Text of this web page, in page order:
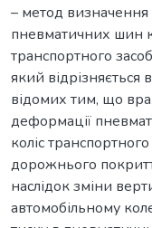
– метод визначення
пневматичних шин
транспортного
який відрізняється
відомих тим, що
деформації
коліс
дорожнього
наслідок зміни
автомобільному